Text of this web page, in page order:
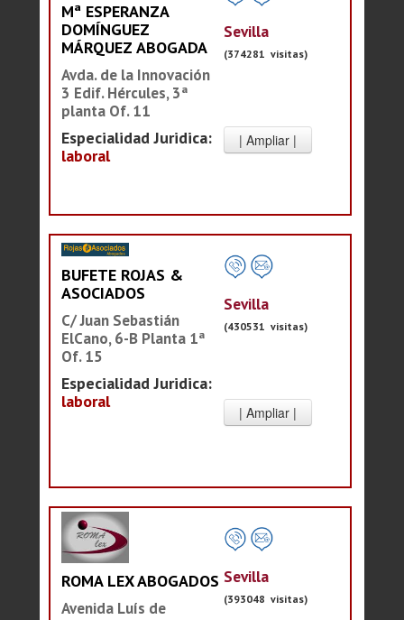
Mª ESPERANZA
DOMÍNGUEZ
MÁRQUEZ ABOGADA
Avda. de la Innovación
3 Edif. Hércules, 3ª
planta Of. 11
Especialidad Juridica:
laboral
Sevilla
(374281 visitas)
BUFETE ROJAS &
ASOCIADOS
C/ Juan Sebastián
ElCano, 6-B Planta 1ª
Of. 15
Especialidad Juridica:
laboral
Sevilla
(430531 visitas)
ROMA LEX ABOGADOS
Avenida Luís de
Sevilla
(393048 visitas)